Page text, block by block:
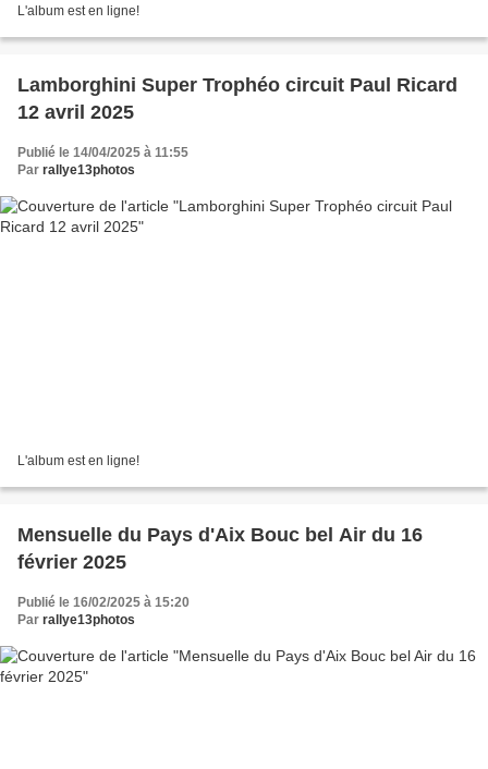
L'album est en ligne!
Lamborghini Super Trophéo circuit Paul Ricard
12 avril 2025
Publié le 14/04/2025 à 11:55
Par rallye13photos
L'album est en ligne!
Mensuelle du Pays d'Aix Bouc bel Air du 16
février 2025
Publié le 16/02/2025 à 15:20
Par rallye13photos